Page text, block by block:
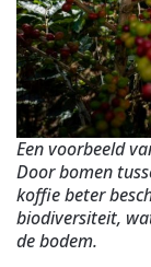
Een voorbeeld
Door bomen
koffie beter
biodiversiteit,
de bodem.